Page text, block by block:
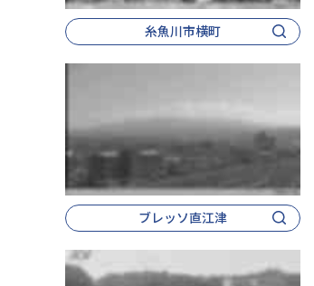
糸魚川市横町
ブレッソ直江津